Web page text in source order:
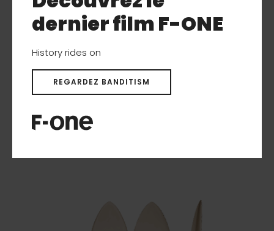
dernier film F-ONE
History rides on
REGARDEZ BANDITISM